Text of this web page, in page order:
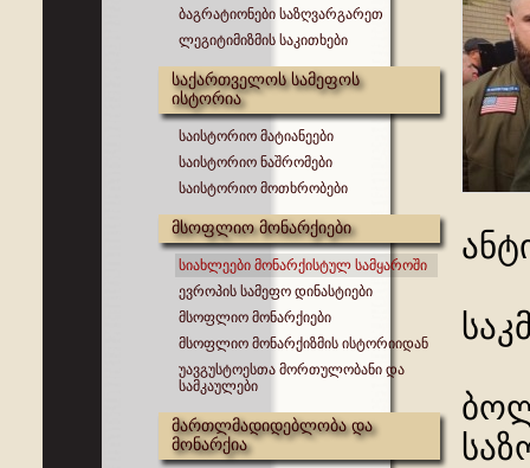
ბაგრატიონები საზღვარგარეთ
ლეგიტიმიზმის საკითხები
საქართველოს სამეფოს
ისტორია
საისტორიო მატიანეები
საისტორიო ნაშრომები
საისტორიო მოთხრობები
მსოფლიო მონარქიები
სიახლეები მონარქისტულ სამყაროში
ევროპის სამეფო დინასტიები
მსოფლიო მონარქიები
მსოფლიო მონარქიზმის ისტორიიდან
უავგუსტოესთა მორთულობანი და
სამკაულები
მართლმადიდებლობა და
მონარქია